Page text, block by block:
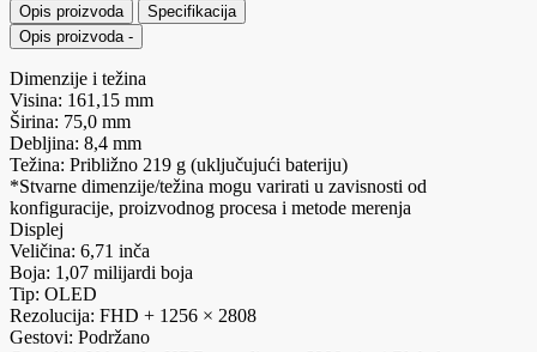
Opis proizvoda
Specifikacija
Opis proizvoda -
Dimenzije i težina
Visina: 161,15 mm
Širina: 75,0 mm
Debljina: 8,4 mm
Težina: Približno 219 g (uključujući bateriju)
*Stvarne dimenzije/težina mogu varirati u zavisnosti od
konfiguracije, proizvodnog procesa i metode merenja
Displej
Veličina: 6,71 inča
Boja: 1,07 milijardi boja
Tip: OLED
Rezolucija: FHD + 1256 × 2808
Gestovi: Podržano